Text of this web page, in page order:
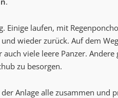
Einige laufen, mit
wieder zurück. Auf dem
viele leere Panzer. Andere
zu besorgen.
Anlage alle zusammen und